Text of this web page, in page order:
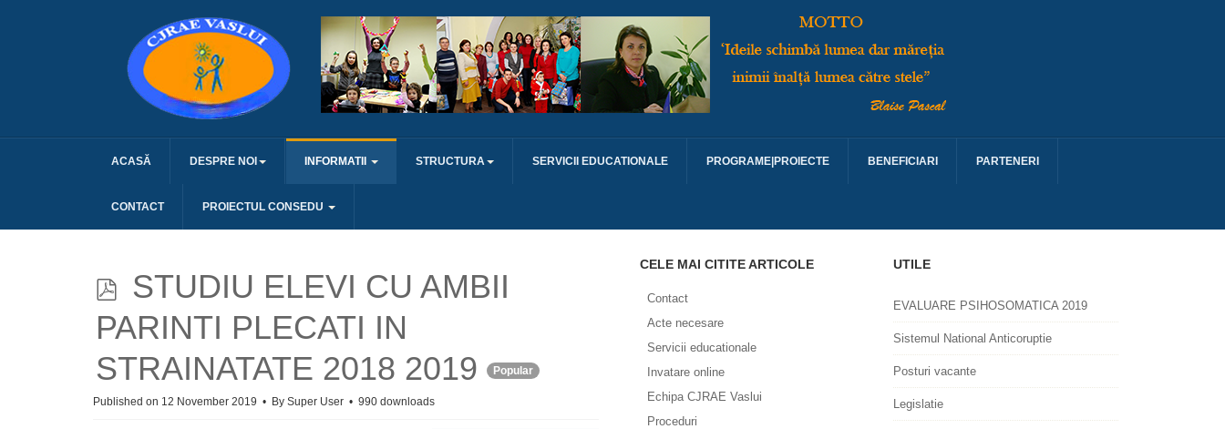
ACASĂ DESPRE NOI INFORMATII STRUCTURA SERVICII EDUCATIONALE PROGRAME|PROIECTE BENEFICIARI PARTENERI
CONTACT PROIECTUL CONSEDU
p
d
f
STUDIU ELEVI CU AMBII
PARINTI PLECATI IN
STRAINATATE 2018 2019
Popular
Published on 12 November 2019 By Super User 990 downloads
CELE MAI CITITE ARTICOLE
Contact
Acte necesare
Servicii educationale
Invatare online
Echipa CJRAE Vaslui
Proceduri
UTILE
EVALUARE PSIHOSOMATICA 2019
Sistemul National Anticoruptie
Posturi vacante
Legislatie